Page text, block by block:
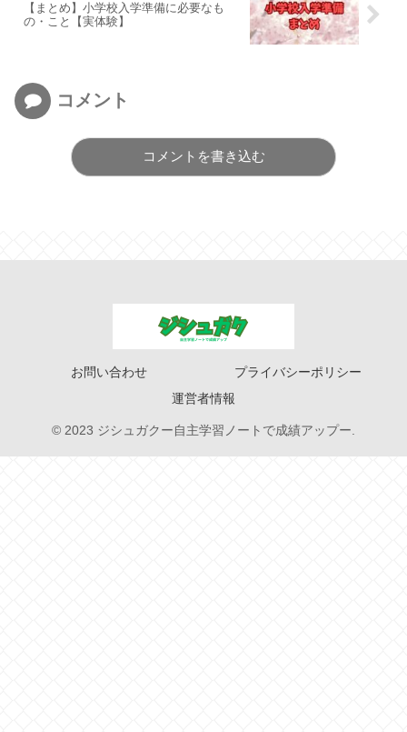
【まとめ】小学校入学準備に必要なも
の・こと【実体験】
コメント
コメントを書き込む
お問い合わせ
プライバシーポリシー
運営者情報
© 2023 ジシュガクー自主学習ノートで成績アップー.